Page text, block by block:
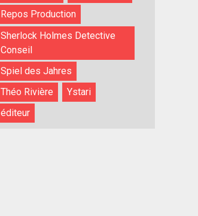
Repos Production
Sherlock Holmes Detective
Conseil
Spiel des Jahres
Théo Rivière
Ystari
éditeur